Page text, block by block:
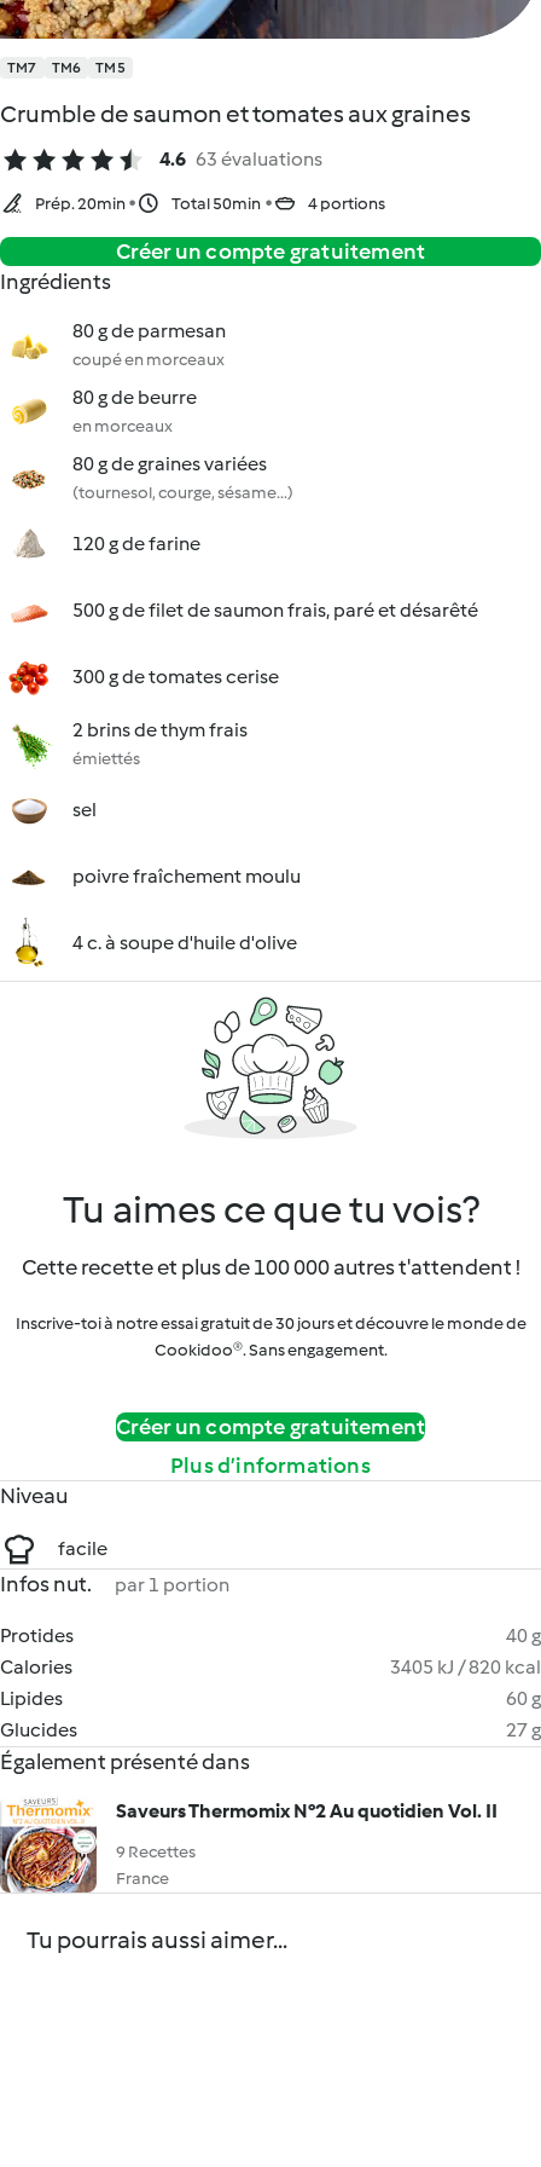
TM7 TM6 TM5
Crumble de saumon et tomates aux graines
4.6 63 évaluations
Prép. 20min Total 50min 4 portions
Créer un compte gratuitement
Ingrédients
80 g de parmesan
coupé en morceaux
80 g de beurre
en morceaux
80 g de graines variées
(tournesol, courge, sésame...)
120 g de farine
500 g de filet de saumon frais, paré et désarêté
300 g de tomates cerise
2 brins de thym frais
émiettés
sel
poivre fraîchement moulu
4 c. à soupe d'huile d'olive
Tu aimes ce que tu vois?
Cette recette et plus de 100 000 autres t'attendent !
Inscrive-toi à notre essai gratuit de 30 jours et découvre le monde de
Cookidoo®. Sans engagement.
Créer un compte gratuitement
Plus d’informations
Niveau
facile
Infos nut. par 1 portion
Protides
40 g
Calories
3405 kJ / 820 kcal
Lipides
60 g
Glucides
27 g
Également présenté dans
Saveurs Thermomix N°2 Au quotidien Vol. II
9 Recettes
France
Tu pourrais aussi aimer...